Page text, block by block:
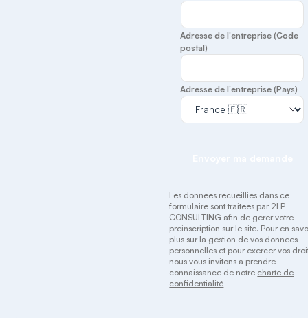
Adresse de l'entreprise (Code
postal)
Adresse de l'entreprise (Pays)
Les données recueillies dans ce
formulaire sont traitées par 2LP
CONSULTING afin de gérer votre
préinscription sur le site. Pour en
plus sur la gestion de vos données
personnelles et pour exercer vos
nous vous invitons à prendre
connaissance de notre charte de
confidentialité